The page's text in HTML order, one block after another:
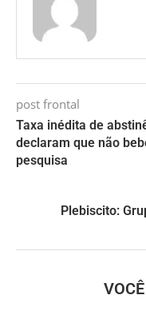
post frontal
Taxa inédita de
declaram que não
pesquisa
Plebiscito: